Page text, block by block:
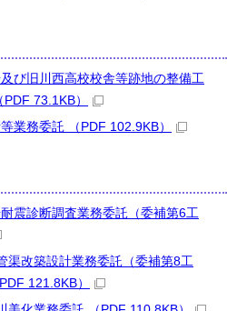
び旧川西高校校舎等跡地の整備工
73.1KB）
業務委託 （PDF 102.9KB）
震診断調査業務委託（委補第6工
渠改築設計業務委託（委補第8工
121.8KB）